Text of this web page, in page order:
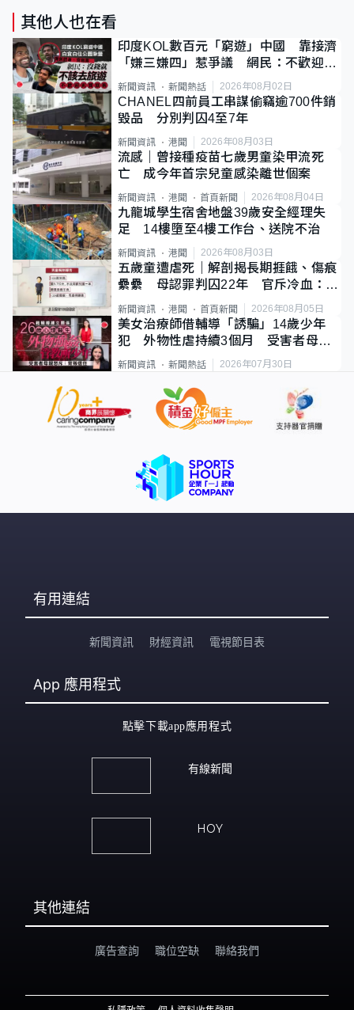
其他人也在看
印度KOL數百元「窮遊」中國 靠接濟
「嫌三嫌四」惹爭議 網民：不歡迎劣
質旅客
新聞資訊 新聞熱話 2026年08月02日
CHANEL四前員工串謀偷竊逾700件銷
毀品 分別判囚4至7年
新聞資訊 港聞 2026年08月03日
流感｜曾接種疫苗七歲男童染甲流死
亡 成今年首宗兒童感染離世個案
新聞資訊 港聞 首頁新聞 2026年08月04日
九龍城學生宿舍地盤39歲安全經理失
足 14樓墮至4樓工作台、送院不治
新聞資訊 港聞 2026年08月03日
五歲童遭虐死｜解剖揭長期捱餓、傷痕
纍纍 母認罪判囚22年 官斥冷血：同
類案最惡劣
新聞資訊 港聞 首頁新聞 2026年08月05日
美女治療師借輔導「誘騙」14歲少年
犯 外物性虐持續3個月 受害者母：
要保護其他人
新聞資訊 新聞熱話 2026年07月30日
有用連結
新聞資訊 財經資訊 電視節目表
App 應用程式
點擊下載app應用程式
有線新聞
HOY
其他連結
廣告查詢 職位空缺 聯絡我們